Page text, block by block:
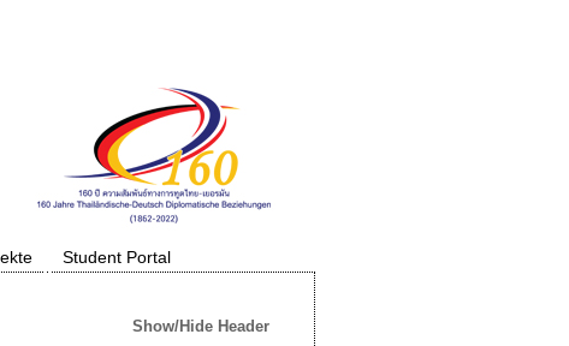
Student Portal
Show/Hide Header